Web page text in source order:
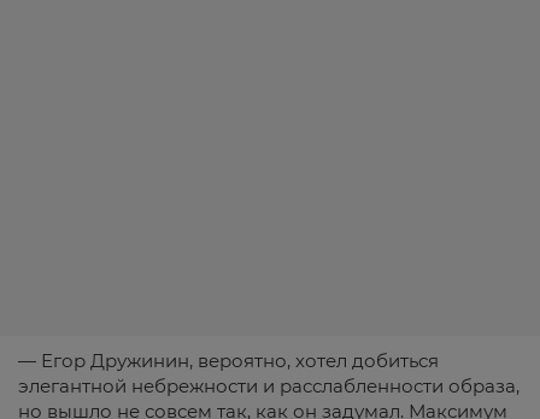
— Егор Дружинин, вероятно, хотел добиться
элегантной небрежности и расслабленности образа,
но вышло не совсем так, как он задумал. Максимум